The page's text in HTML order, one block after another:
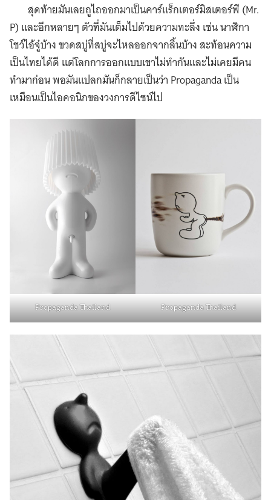
สุดท้ายมันเลยถูไถออกมาเป็นคาร์แร็กเตอร์มิสเตอร์พี (Mr.
P) และอีกหลายๆ ตัวที่มันเต็มไปด้วยความทะลึ่ง เช่น นาฬิกา
โชว์ไอ้จู๋บ้าง ขวดสบู่ที่สบู่จะไหลออกจากลิ้นบ้าง สะท้อนความ
เป็นไทยได้ดี แต่โลกการออกแบบเขาไม่ทำกันและไม่เคยมีคน
ทำมาก่อน พอมันแปลกมันก็กลายเป็นว่า Propaganda เป็น
เหมือนเป็นไอคอนิกของวงการดีไซน์ไป
Propaganda Thailand Propaganda Thailand